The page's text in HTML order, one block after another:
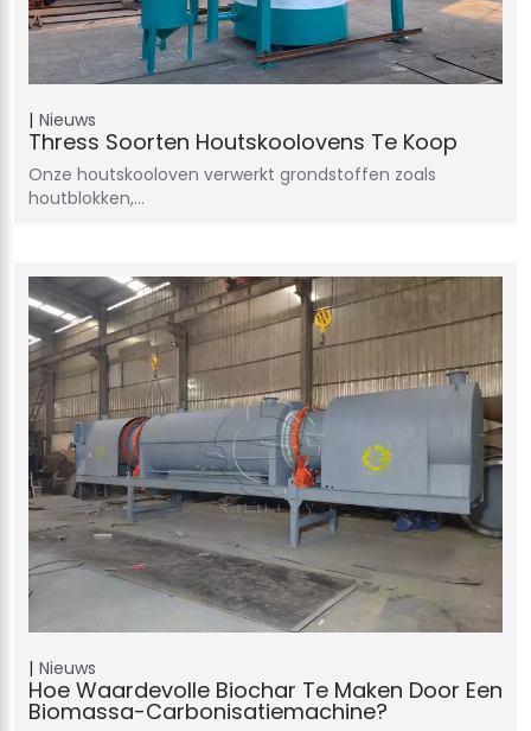
Nieuws
Thress Soorten Houtskoolovens Te Koop
Onze houtskooloven verwerkt grondstoffen zoals
houtblokken,…
Nieuws
Hoe Waardevolle Biochar Te Maken Door Een
Biomassa-Carbonisatiemachine?